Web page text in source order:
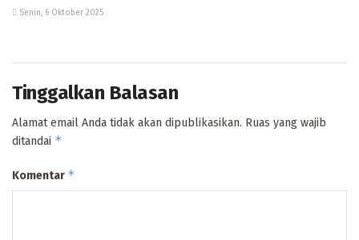
Senin, 6 Oktober 2025
Tinggalkan Balasan
Alamat email Anda tidak akan dipublikasikan. Ruas yang wajib
ditandai *
Komentar *